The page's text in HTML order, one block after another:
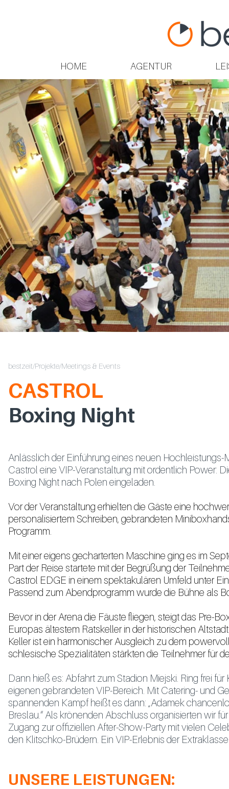
HOME AGENTUR
bestzeit/Projekte/Meetings & Events
CASTROL
Boxing Night
Anlässlich der Einführung eines neuen
Castrol eine VIP-Veranstaltung mit ordentlich Power:
Boxing Night nach Polen eingeladen.
Vor der Veranstaltung erhielten die Gäste eine
personalisiertem Schreiben, gebrandeten
Programm.
Mit einer eigens gecharterten Maschine ging es im
Part der Reise startete mit der Begrüßung der
Castrol EDGE in einem spektakulären Umfeld unter
Passend zum Abendprogramm wurde die Bühne als
Bevor in der Arena die Fäuste fliegen, steigt das Pre-
Europas ältestem Ratskeller in der historischen
Keller ist ein harmonischer Ausgleich zu dem
schlesische Spezialitäten stärkten die Teilnehmer für
Dann hieß es: Abfahrt zum Stadion Miejski. Ring frei
eigenen gebrandeten VIP-Bereich. Mit Catering- und
spannenden Kampf heißt es dann: „Adamek
Breslau.“ Als krönenden Abschluss organisierten wir
Zugang zur offiziellen After-Show-Party mit vielen
den Klitschko-Brüdern. Ein VIP-Erlebnis der
UNSERE LEISTUNGEN: